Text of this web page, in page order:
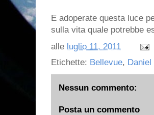
E adoperate questa luce
sulla vita quale potrebbe
alle luglio 11, 2011
Etichette: Bellevue, Daniel
Nessun commento:
Posta un commento